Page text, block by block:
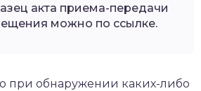
акта приема-передачи
можно по ссылке.
при обнаружении каких-либо